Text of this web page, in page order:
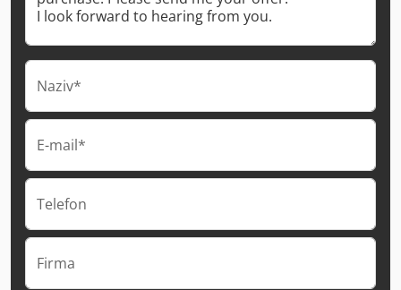
Naziv*
E-mail*
Telefon
Firma